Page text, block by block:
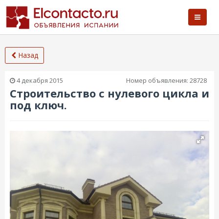
Назад
4 декабря 2015 Номер объявления: 28728
Строительство с нулевого цикла и
под ключ.